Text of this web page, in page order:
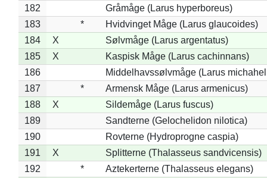
182
Gråmåge (Larus hyperboreus)
183
*
Hvidvinget Måge (Larus glaucoides)
184
X
Sølvmåge (Larus argentatus)
185
X
Kaspisk Måge (Larus cachinnans)
186
Middelhavssølvmåge (Larus
187
*
Armensk Måge (Larus armenicus)
188
X
Sildemåge (Larus fuscus)
189
Sandterne (Gelochelidon nilotica)
190
Rovterne (Hydroprogne caspia)
191
X
Splitterne (Thalasseus sandvicensis)
192
*
Aztekerterne (Thalasseus elegans)